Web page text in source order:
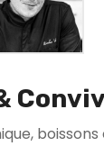
boissons